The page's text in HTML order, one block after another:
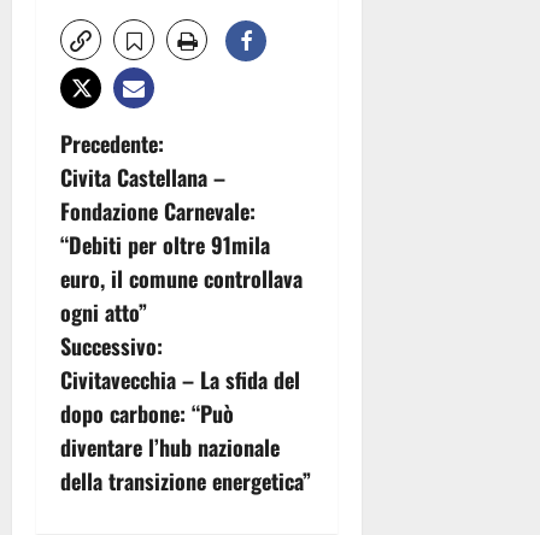
N
a
v
i
g
a
z
i
Precedente:
Civita Castellana –
Fondazione Carnevale:
“Debiti per oltre 91mila
euro, il comune controllava
ogni atto”
Successivo:
Civitavecchia – La sfida del
dopo carbone: “Può
diventare l’hub nazionale
della transizione energetica”